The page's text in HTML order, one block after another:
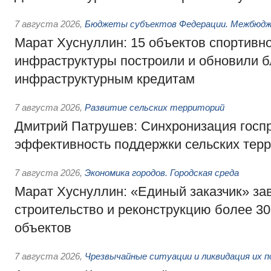
7 августа 2026, Бюджеты субъектов Федерации.
Марат Хуснуллин: 15 объектов
инфраструктуры построили и обновили
инфраструктурным кредитам
7 августа 2026, Развитие сельских территорий
Дмитрий Патрушев: Синхронизация
эффективность поддержки сельских
7 августа 2026, Экономика городов. Городская среда
Марат Хуснуллин: «Единый заказчик»
строительство и реконструкцию более
объектов
7 августа 2026, Чрезвычайные ситуации и ликвидация их